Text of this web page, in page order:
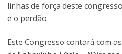
linhas de força deste
e o perdão.
Este Congresso contará com